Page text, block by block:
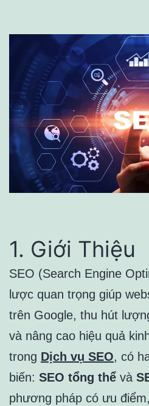
1. Giới Thiệu
SEO (Search Engine
lược quan trọng giúp
trên Google, thu hút
và nâng cao hiệu quả
trong Dịch vụ SEO, có
biến: SEO tổng thể và
phương pháp có ưu